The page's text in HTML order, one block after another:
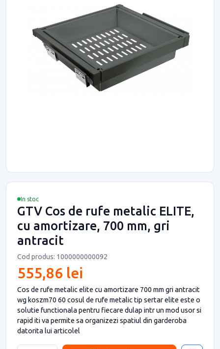
In stoc
GTV Cos de rufe metalic ELITE,
cu amortizare, 700 mm, gri
antracit
Cod produs: 1000000000092
555,86 lei
Cos de rufe metalic elite cu amortizare 700 mm gri antracit
wg koszm70 60 cosul de rufe metalic tip sertar elite este o
solutie functionala pentru fiecare dulap intr un mod usor si
rapid iti va permite sa organizezi spatiul din garderoba
datorita lui articolel